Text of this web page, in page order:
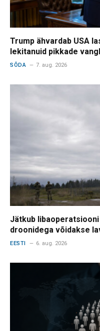
Trump ähvardab USA
lekitanuid pikkade
SÕDA 7. aug. 2026
Jätkub
droonidega võidakse
EESTI 6. aug. 2026